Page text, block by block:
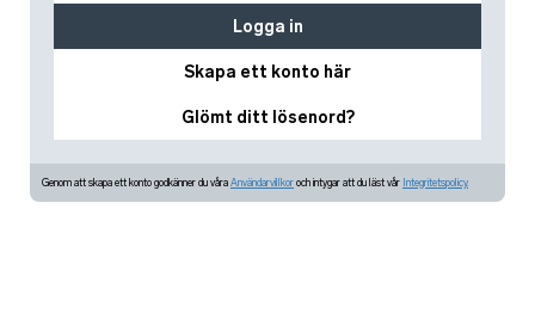
Skapa ett konto här
Glömt ditt lösenord?
Logga in
Genom att skapa ett konto godkänner du våra Användarvillkor och intygar att du läst vår Integritetspolicy.